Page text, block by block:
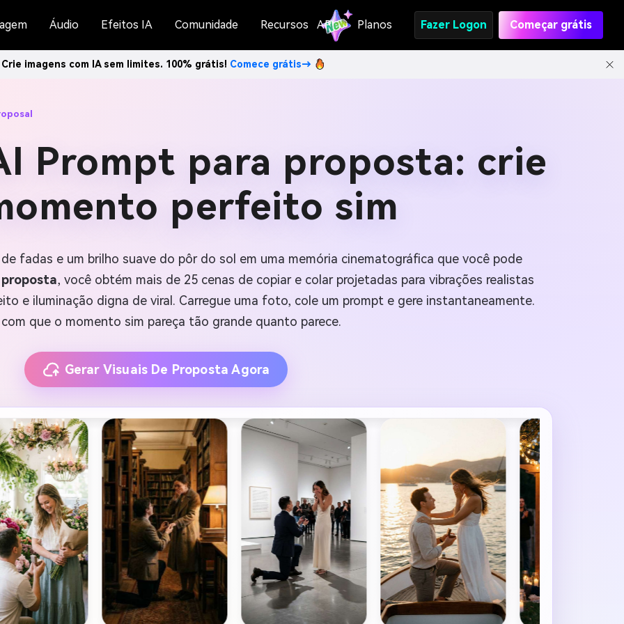
Áudio Efeitos IA Comunidade Recursos API Planos Fazer Logon Começar grátis
Crie imagens com IA sem limites. 100% grátis! Comece grátis→
Prompt para proposta: crie
perfeito sim
fadas e um brilho suave do pôr do sol em uma memória cinematográfica que você pode
, você obtém mais de 25 cenas de copiar e colar projetadas para vibrações realistas
e iluminação digna de viral. Carregue uma foto, cole um prompt e gere instantaneamente.
que o momento sim pareça tão grande quanto parece.
Gerar Visuais De Proposta Agora